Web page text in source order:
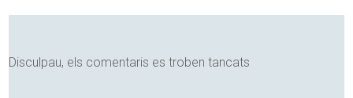
Disculpau, els comentaris es troben tancats